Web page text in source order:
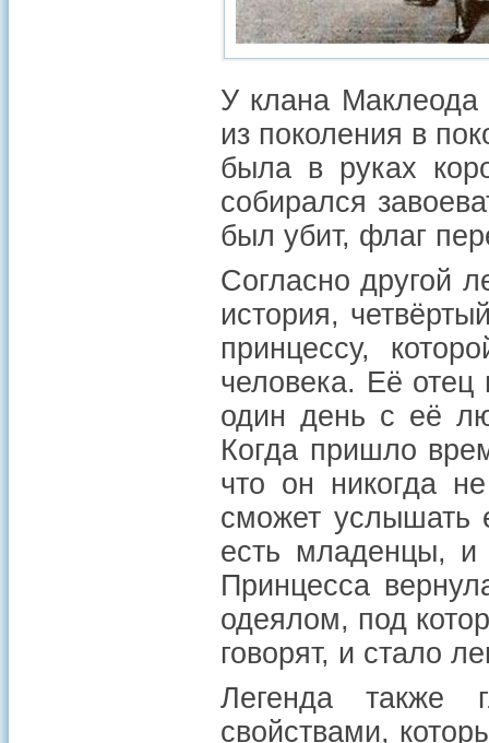
У клана Маклеода
из поколения в
была в руках
собирался
был убит, флаг
Согласно другой
история,
принцессу,
человека. Её отец
один день с её
Когда пришло
что он никогда
сможет услышать
есть младенцы, и
Принцесса
одеялом, под
говорят, и стало
Легенда также
свойствами,